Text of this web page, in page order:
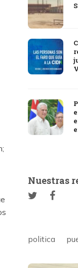
Nuestras
politica